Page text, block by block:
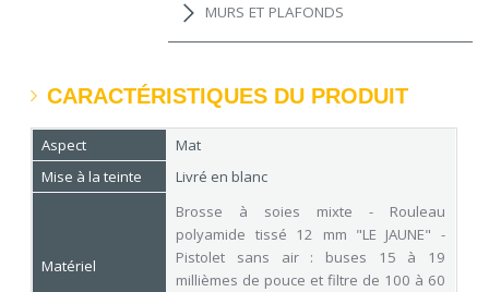
MURS ET PLAFONDS
CARACTÉRISTIQUES DU PRODUIT
Aspect
Mat
Mise à la teinte
Livré en blanc
Matériel
Brosse à soies mixte - Rouleau
polyamide tissé 12 mm "LE JAUNE" -
Pistolet sans air : buses 15 à 19
millièmes de pouce et filtre de 100 à 60